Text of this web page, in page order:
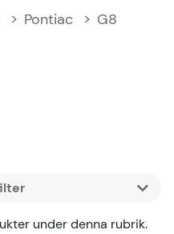
Pontiac G8
under denna rubrik.